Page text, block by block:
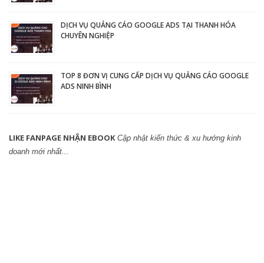
DỊCH VỤ QUẢNG CÁO GOOGLE ADS TẠI THANH HÓA
CHUYÊN NGHIỆP
TOP 8 ĐƠN VỊ CUNG CẤP DỊCH VỤ QUẢNG CÁO GOOGLE
ADS NINH BÌNH
LIKE FANPAGE NHẬN EBOOK Cập nhật kiến thức & xu hướng kinh
doanh mới nhất...